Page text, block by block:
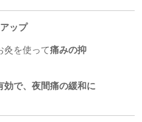
ップ
灸を使って痛みの抑
効で、夜間痛の緩和に